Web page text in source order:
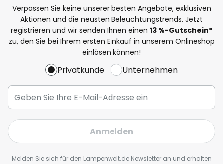
Verpassen Sie keine unserer besten Angebote, exklusiven
Aktionen und die neusten Beleuchtungstrends. Jetzt
registrieren und wir senden Ihnen einen 13 %-Gutschein*
zu, den Sie bei Ihrem ersten Einkauf in unserem Onlineshop
einlösen können!
Privatkunde Unternehmen
Anmelden
Melden Sie sich für den Lampenwelt.de Newsletter an und erhalten